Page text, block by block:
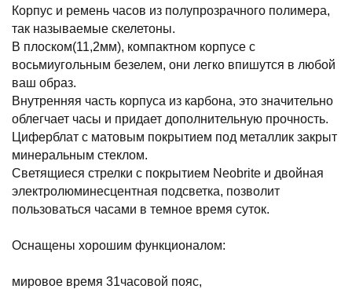
Корпус и ремень часов из полупрозрачного полимера,
так называемые скелетоны.
В плоском(11,2мм), компактном корпусе с
восьмиугольным безелем, они легко впишутся в любой
ваш образ.
Внутренняя часть корпуса из карбона, это значительно
облегчает часы и придает дополнительную прочность.
Циферблат с матовым покрытием под металлик закрыт
минеральным стеклом.
Светящиеся стрелки с покрытием Neobrite и двойная
электролюминесцентная подсветка, позволит
пользоваться часами в темное время суток.
Оснащены хорошим функционалом:
мировое время 31часовой пояс,